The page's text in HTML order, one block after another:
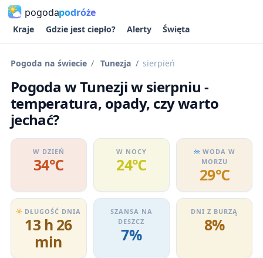
pogodapodróże
Kraje Gdzie jest ciepło? Alerty Święta
Pogoda na świecie Tunezja sierpień
Pogoda w Tunezji w sierpniu -
temperatura, opady, czy warto
jechać?
W DZIEŃ
34℃
W NOCY
24℃
WODA W
MORZU
29℃
DŁUGOŚĆ DNIA
13 h 26
min
SZANSA NA
DESZCZ
7%
DNI Z BURZĄ
8%